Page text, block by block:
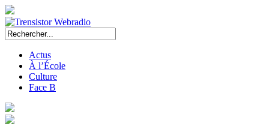
Actus
À l’École
Culture
Face B